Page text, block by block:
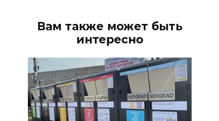
Вам также может быть
интересно